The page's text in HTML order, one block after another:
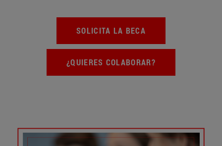
SOLICITA LA BECA
¿QUIERES COLABORAR?